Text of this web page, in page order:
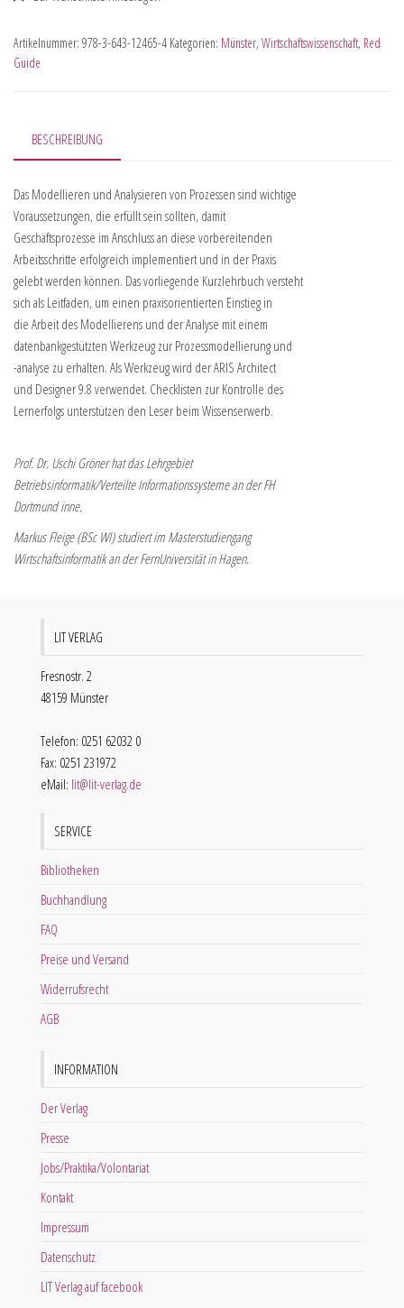
Artikelnummer: 978-3-643-12465-4 Kategorien: Münster, Wirtschaftswissenschaft, Red
Guide
BESCHREIBUNG
Das Modellieren und Analysieren von Prozessen sind wichtige
Voraussetzungen, die erfüllt sein sollten, damit
Geschäftsprozesse im Anschluss an diese vorbereitenden
Arbeitsschritte erfolgreich implementiert und in der Praxis
gelebt werden können. Das vorliegende Kurzlehrbuch versteht
sich als Leitfaden, um einen praxisorientierten Einstieg in
die Arbeit des Modellierens und der Analyse mit einem
datenbankgestützten Werkzeug zur Prozessmodellierung und
-analyse zu erhalten. Als Werkzeug wird der ARIS Architect
und Designer 9.8 verwendet. Checklisten zur Kontrolle des
Lernerfolgs unterstützen den Leser beim Wissenserwerb.
Prof. Dr. Uschi Gröner hat das Lehrgebiet
Betriebsinformatik/Verteilte Informationssysteme an der FH
Dortmund inne.
Markus Fleige (BSc WI) studiert im Masterstudiengang
Wirtschaftsinformatik an der FernUniversität in Hagen.
LIT VERLAG
Fresnostr. 2
48159 Münster
Telefon: 0251 62032 0
Fax: 0251 231972
eMail: lit@lit-verlag.de
SERVICE
Bibliotheken
Buchhandlung
FAQ
Preise und Versand
Widerrufsrecht
AGB
INFORMATION
Der Verlag
Presse
Jobs/Praktika/Volontariat
Kontakt
Impressum
Datenschutz
LIT Verlag auf facebook